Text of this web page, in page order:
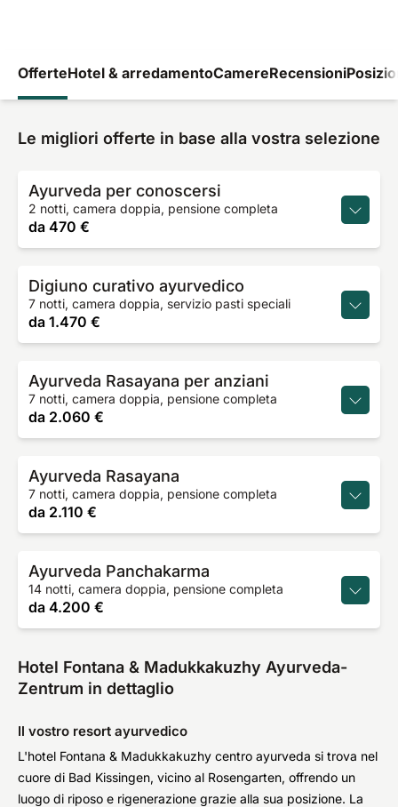
OfferteHotel & arredamentoCamereRecensioni
Le migliori offerte in base alla vostra selezione
Ayurveda per conoscersi
2 notti, camera doppia, pensione completa
da 470 €
Digiuno curativo ayurvedico
7 notti, camera doppia, servizio pasti speciali
da 1.470 €
Ayurveda Rasayana per anziani
7 notti, camera doppia, pensione completa
da 2.060 €
Ayurveda Rasayana
7 notti, camera doppia, pensione completa
da 2.110 €
Ayurveda Panchakarma
14 notti, camera doppia, pensione completa
da 4.200 €
Hotel Fontana & Madukkakuzhy Ayurveda-
Zentrum in dettaglio
Il vostro resort ayurvedico
L'hotel Fontana & Madukkakuzhy centro ayurveda si trova nel
cuore di Bad Kissingen, vicino al Rosengarten, offrendo un
luogo di riposo e rigenerazione grazie alla sua posizione. La